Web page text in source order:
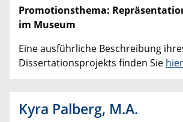
Promotionsthema:
im Museum
Eine ausführliche Beschreibung
Dissertationsprojekts finden Sie hier
Kyra Palberg, M.A.